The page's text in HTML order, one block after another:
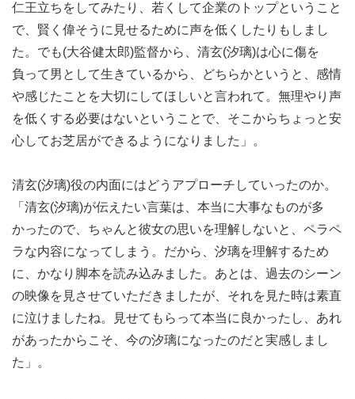
仁王立ちをしてみたり、若くして企業のトップということ
で、賢く偉そうに見せるために声を低くしたりもしまし
た。でも(大谷健太郎)監督から、清玄(汐璃)は心に傷を
負って男として生きているから、どちらかというと、感情
や感じたことを大切にしてほしいと言われて。無理やり声
を低くする必要はないということで、そこからちょっと安
心してお芝居ができるようになりました」。
清玄(汐璃)役の内面にはどうアプローチしていったのか。
「清玄(汐璃)が伝えたい言葉は、本当に大事なものが多
かったので、ちゃんと彼女の思いを理解しないと、ペラペ
ラな内容になってしまう。だから、汐璃を理解するため
に、かなり脚本を読み込みました。あとは、過去のシーン
の映像を見させていただきましたが、それを見た時は素直
に泣けましたね。見せてもらって本当に良かったし、あれ
があったからこそ、今の汐璃になったのだと実感しまし
た」。